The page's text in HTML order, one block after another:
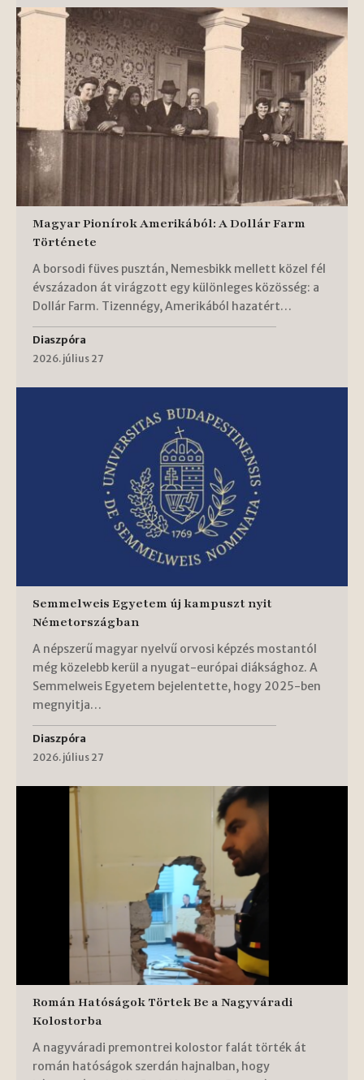
Magyar Pionírok Amerikából: A Dollár Farm
Története
A borsodi füves pusztán, Nemesbikk mellett közel fél
évszázadon át virágzott egy különleges közösség: a
Dollár Farm. Tizennégy, Amerikából hazatért…
Diaszpóra
2026. július 27
Semmelweis Egyetem új kampuszt nyit
Németországban
A népszerű magyar nyelvű orvosi képzés mostantól
még közelebb kerül a nyugat-európai diáksághoz. A
Semmelweis Egyetem bejelentette, hogy 2025-ben
megnyitja…
Diaszpóra
2026. július 27
Román Hatóságok Törtek Be a Nagyváradi
Kolostorba
A nagyváradi premontrei kolostor falát törték át
román hatóságok szerdán hajnalban, hogy